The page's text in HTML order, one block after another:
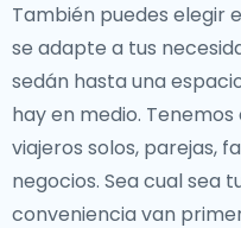
También puedes elegir
se adapte a tus
sedán hasta una
hay en medio.
viajeros solos, parejas,
negocios. Sea cual sea
conveniencia van